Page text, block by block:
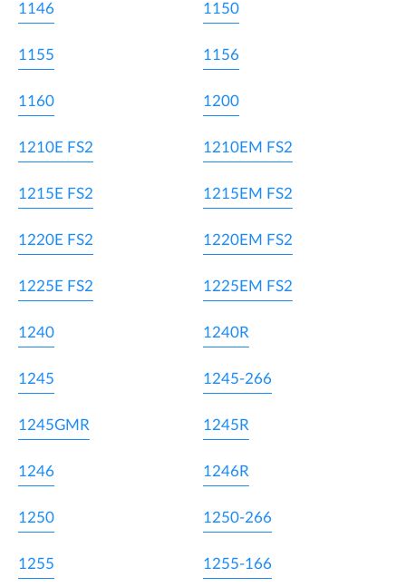
1146 1150
1155 1156
1160 1200
1210E FS2 1210EM FS2
1215E FS2 1215EM FS2
1220E FS2 1220EM FS2
1225E FS2 1225EM FS2
1240 1240R
1245 1245-266
1245GMR 1245R
1246 1246R
1250 1250-266
1255 1255-166